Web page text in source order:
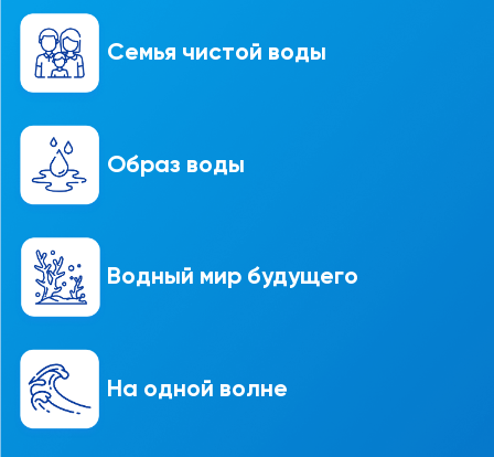
Водный мир будущего
Семья чистой воды
На одной волне
Образ воды